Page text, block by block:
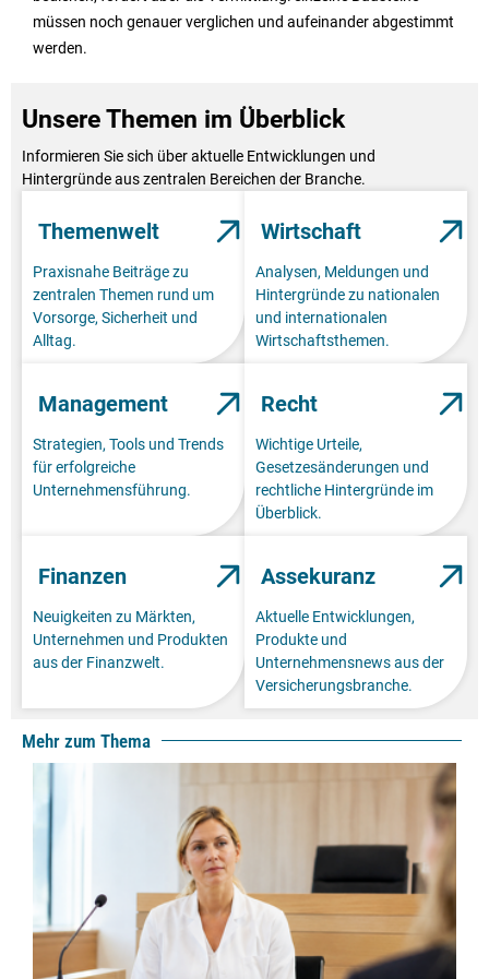
müssen noch genauer verglichen und aufeinander abgestimmt
werden.
Unsere Themen im Überblick
Informieren Sie sich über aktuelle Entwicklungen und
Hintergründe aus zentralen Bereichen der Branche.
Themenwelt
Praxisnahe Beiträge zu
zentralen Themen rund um
Vorsorge, Sicherheit und
Alltag.
Wirtschaft
Analysen, Meldungen und
Hintergründe zu nationalen
und internationalen
Wirtschaftsthemen.
Management
Strategien, Tools und Trends
für erfolgreiche
Unternehmensführung.
Recht
Wichtige Urteile,
Gesetzesänderungen und
rechtliche Hintergründe im
Überblick.
Finanzen
Neuigkeiten zu Märkten,
Unternehmen und Produkten
aus der Finanzwelt.
Assekuranz
Aktuelle Entwicklungen,
Produkte und
Unternehmensnews aus der
Versicherungsbranche.
Mehr zum Thema